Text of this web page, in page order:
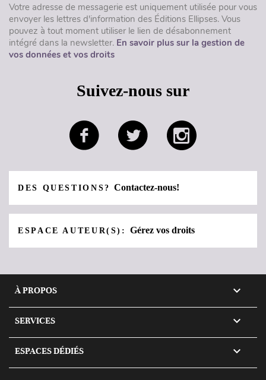
Votre adresse de messagerie est uniquement utilisée pour vous
envoyer les lettres d'information des Éditions Ellipses. Vous
pouvez à tout moment utiliser le lien de désabonnement
intégré dans la newsletter. En savoir plus sur la gestion de
vos données et vos droits
Suivez-nous sur
DES QUESTIONS?Contactez-nous!
ESPACE AUTEUR(S):Gérez vos droits
À PROPOS 
SERVICES 
ESPACES DÉDIÉS 